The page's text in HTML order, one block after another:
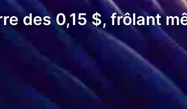
des 0,15 $, frôlant